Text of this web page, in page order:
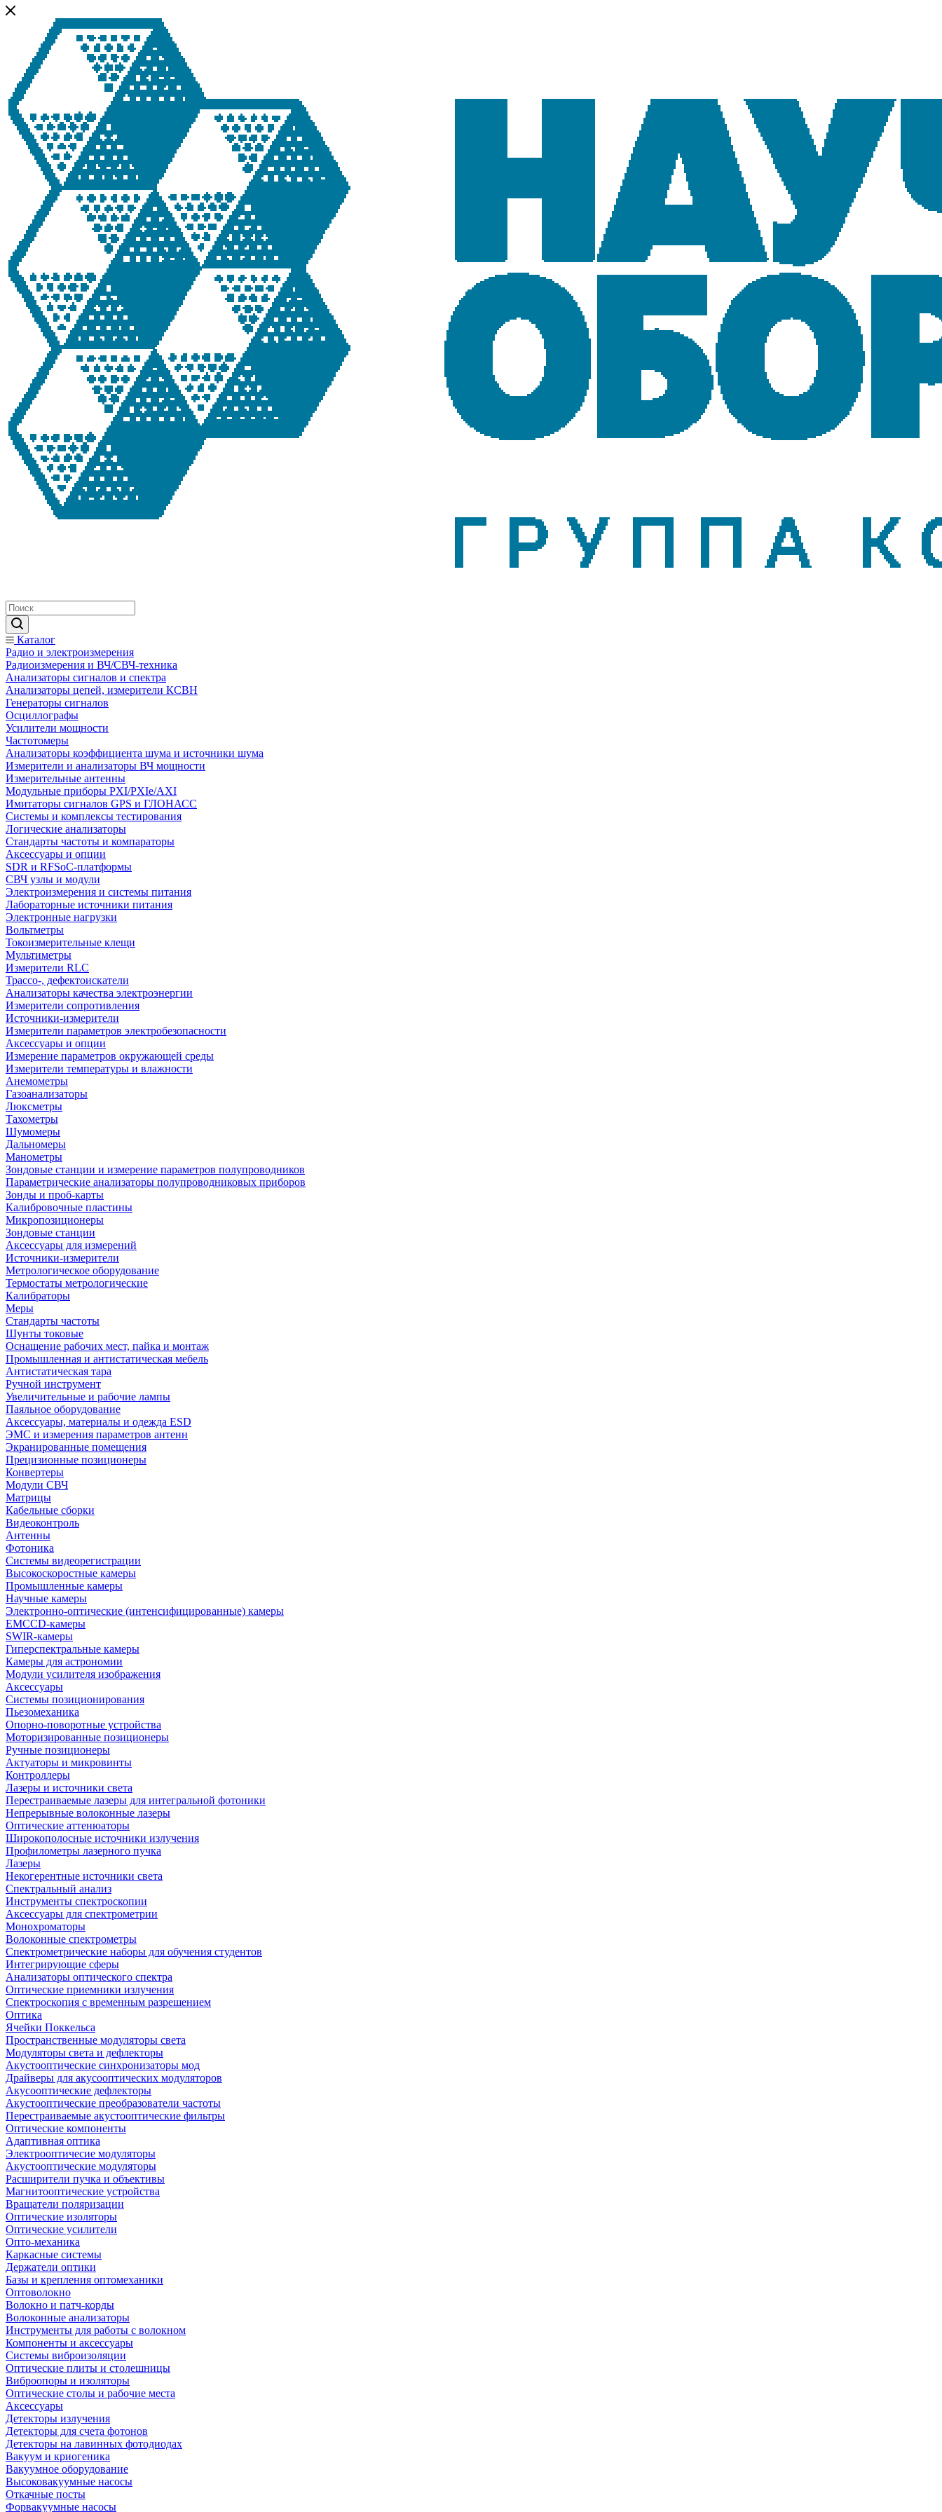
Каталог
Радио и электроизмерения
Радиоизмерения и ВЧ/СВЧ-техника
Анализаторы сигналов и спектра
Анализаторы цепей, измерители КСВН
Генераторы сигналов
Осциллографы
Усилители мощности
Частотомеры
Анализаторы коэффициента шума и источники шума
Измерители и анализаторы ВЧ мощности
Измерительные антенны
Модульные приборы PXI/PXIe/AXI
Имитаторы сигналов GPS и ГЛОНАСС
Системы и комплексы тестирования
Логические анализаторы
Стандарты частоты и компараторы
Аксессуары и опции
SDR и RFSoC‑платформы
СВЧ узлы и модули
Электроизмерения и системы питания
Лабораторные источники питания
Электронные нагрузки
Вольтметры
Токоизмерительные клещи
Мультиметры
Измерители RLC
Трассо-, дефектоискатели
Анализаторы качества электроэнергии
Измерители сопротивления
Источники-измерители
Измерители параметров электробезопасности
Аксессуары и опции
Измерение параметров окружающей среды
Измерители температуры и влажности
Анемометры
Газоанализаторы
Люксметры
Тахометры
Шумомеры
Дальномеры
Манометры
Зондовые станции и измерение параметров полупроводников
Параметрические анализаторы полупроводниковых приборов
Зонды и проб-карты
Калибровочные пластины
Микропозиционеры
Зондовые станции
Аксессуары для измерений
Источники-измерители
Метрологическое оборудование
Термостаты метрологические
Калибраторы
Меры
Стандарты частоты
Шунты токовые
Оснащение рабочих мест, пайка и монтаж
Промышленная и антистатическая мебель
Антистатическая тара
Ручной инструмент
Увеличительные и рабочие лампы
Паяльное оборудование
Аксессуары, материалы и одежда ESD
ЭМС и измерения параметров антенн
Экранированные помещения
Прецизионные позиционеры
Конвертеры
Модули СВЧ
Матрицы
Кабельные сборки
Видеоконтроль
Антенны
Фотоника
Cистемы видеорегистрации
Высокоскоростные камеры
Промышленные камеры
Научные камеры
Электронно-оптические (интенсифицированные) камеры
EMCCD-камеры
SWIR-камеры
Гиперспектральные камеры
Камеры для астрономии
Модули усилителя изображения
Аксессуары
Системы позиционирования
Пьезомеханика
Опорно-поворотные устройства
Моторизированные позиционеры
Ручные позиционеры
Актуаторы и микровинты
Контроллеры
Лазеры и источники света
Перестраиваемые лазеры для интегральной фотоники
Непрерывные волоконные лазеры
Оптические аттенюаторы
Широкополосные источники излучения
Профилометры лазерного пучка
Лазеры
Некогерентные источники света
Спектральный анализ
Инструменты спектроскопии
Аксессуары для спектрометрии
Монохроматоры
Волоконные спектрометры
Спектрометрические наборы для обучения студентов
Интегрирующие сферы
Анализаторы оптического спектра
Оптические приемники излучения
Спектроскопия с временным разрешением
Оптика
Ячейки Поккельса
Пространственные модуляторы света
Модуляторы света и дефлекторы
Акустооптические синхронизаторы мод
Драйверы для акусооптических модуляторов
Акусооптические дефлекторы
Акустооптические преобразователи частоты
Перестраиваемые акустооптические фильтры
Оптические компоненты
Адаптивная оптика
Электрооптичесие модуляторы
Акустооптические модуляторы
Расширители пучка и объективы
Магнитооптические устройства
Вращатели поляризации
Оптические изоляторы
Оптические усилители
Опто-механика
Каркасные системы
Держатели оптики
Базы и крепления оптомеханики
Оптоволокно
Волокно и патч-корды
Волоконные анализаторы
Инструменты для работы с волокном
Компоненты и аксессуары
Системы виброизоляции
Оптические плиты и столешницы
Виброопоры и изоляторы
Оптические столы и рабочие места
Аксессуары
Детекторы излучения
Детекторы для счета фотонов
Детекторы на лавинных фотодиодах
Вакуум и криогеника
Вакуумное оборудование
Высоковакуумные насосы
Откачные посты
Форвакуумные насосы